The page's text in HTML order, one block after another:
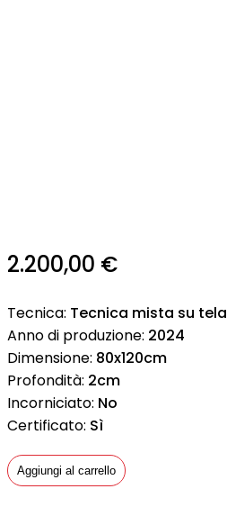
2.200,00 €
Tecnica: Tecnica mista su tela
Anno di produzione: 2024
Dimensione: 80x120cm
Profondità: 2cm
Incorniciato: No
Certificato: Sì
Aggiungi al carrello